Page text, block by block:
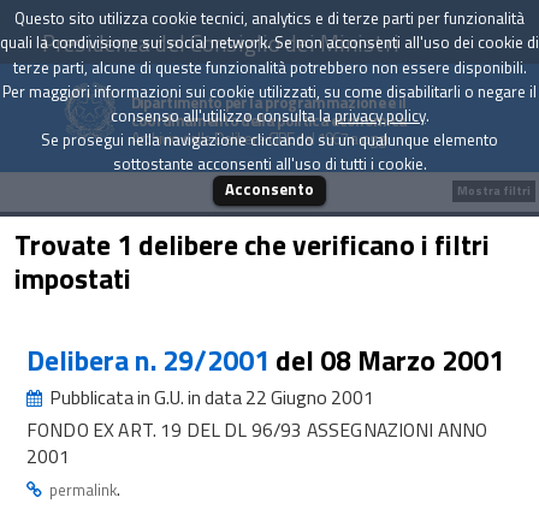
Presidenza del Consiglio dei Ministri
Dipartimento per la programmazione e il
coordinamento della politica economica
Archivio delle Delibere CIPE dal 1967 a oggi
Trovate 1 delibere che verificano i filtri
impostati
Delibera n. 29/2001 del 08 Marzo 2001
Pubblicata in G.U. in data 22 Giugno 2001
FONDO EX ART. 19 DEL DL 96/93 ASSEGNAZIONI ANNO
2001
permalink.
Mostra filtri
Questo sito utilizza cookie tecnici, analytics e di terze parti per funzionalità
quali la condivisione sui social network. Se non acconsenti all'uso dei cookie di
terze parti, alcune di queste funzionalità potrebbero non essere disponibili.
Per maggiori informazioni sui cookie utilizzati, su come disabilitarli o negare il
consenso all'utilizzo consulta laprivacy policy.
Se prosegui nella navigazione cliccando su un qualunque elemento
sottostante acconsenti all'uso di tutti i cookie.
Acconsento